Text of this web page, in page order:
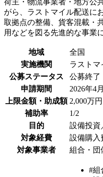
がら、ラストマイル配送に
取拠点の整備、貨客混載・
用などを図る先進的な事業
地域
全国
実施機関
ラストマ
公募ステータス
公募終了
申請期間
2026年4
上限金額・助成額 2,000万円
補助率
1/2
目的
設備投資
対象経費
設備購入
対象事業者
組合・団
#組